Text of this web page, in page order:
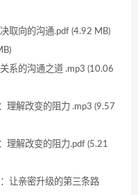
取向的沟通.pdf (4.92 MB)
系的沟通之道 .mp3 (10.06
理解改变的阻力 .mp3 (9.57
理解改变的阻力.pdf (5.21
让亲密升级的第三条路